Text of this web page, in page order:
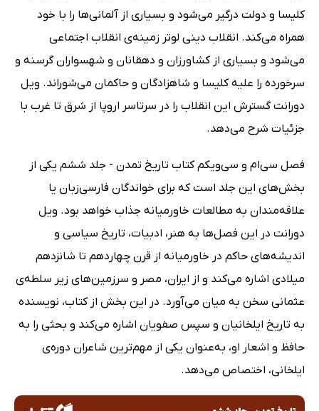
کلیسا و دولت درگیر می‌شود و بسیاری از آلمانی‌ها را با خود
همراه می‌کند. انقلاب دینی لوتر زمینه‌ی انقلاب اجتماعی
می‌شود و بسیاری از کشاورزان و دهقانان و شهسواران گرسنه و
سرخورده را علیه کلیسا و شاهزادگان و حاکمان می‌شوراند. ویل
دورانت گسترش این انقلاب را در سرتاسر اروپا از شرق تا غرب با
جزئیات شرح می‌دهد.
فصل سی‌ام و سی‌ویکم کتاب تاریخ تمدن - جلد ششم یکی از
بخش‌های این جلد است که برای خواندگان فارسی‌زبان یا
علاقه‌مندان به مطالعات خاورمیانه جذاب خواهد بود. ویل
دورانت در این فصل‌ها به هنر، ادبیات، تاریخ سیاسی و
اندیشه‌های حاکم در خاورمیانه از قرن چهاردهم تا شانزدهم
میلادی اشاره می‌کند و از ایران، مصر و سرزمین‌های زیر سلطه‌ی
عثمانی سخن به میان می‌آورد. در این بخش از کتاب، نویسنده
به تاریخ ایلخانیان و سپس صفویان اشاره می‌کند و بحثی را به
حافظ و اشعار او، به‌‌عنوان یکی از مهم‌ترین شاعران دوره‌ی
ایلخانی، اختصاص می‌دهد.